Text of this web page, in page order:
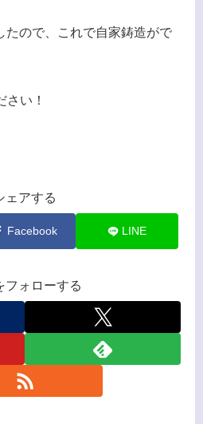
たので、これで自家鋳造がで
い！
ェアする
Facebook LINE
フォローする